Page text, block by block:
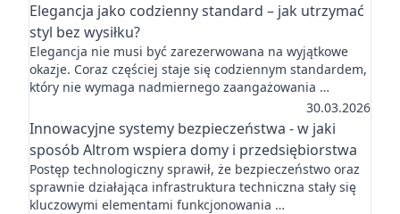
Elegancja jako codzienny standard – jak utrzymać
styl bez wysiłku?
Elegancja nie musi być zarezerwowana na wyjątkowe
okazje. Coraz częściej staje się codziennym standardem,
który nie wymaga nadmiernego zaangażowania …
30.03.2026
Innowacyjne systemy bezpieczeństwa - w jaki
sposób Altrom wspiera domy i przedsiębiorstwa
Postęp technologiczny sprawił, że bezpieczeństwo oraz
sprawnie działająca infrastruktura techniczna stały się
kluczowymi elementami funkcjonowania …